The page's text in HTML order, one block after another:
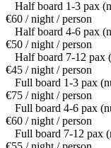
Half board 1-3 pax
€60 / night / person
Half board 4-6 pax
€50 / night / person
Half board 7-12 pax
€45 / night / person
Full board 1-3 pax
€75 / night / person
Full board 4-6 pax
€60 / night / person
Full board 7-12 pax